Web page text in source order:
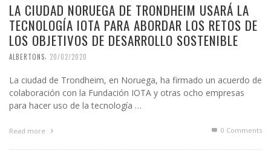
LA CIUDAD NORUEGA DE TRONDHEIM USARÁ LA
TECNOLOGÍA IOTA PARA ABORDAR LOS RETOS DE
LOS OBJETIVOS DE DESARROLLO SOSTENIBLE
ALBERTONS, 20/02/2020
La ciudad de Trondheim, en Noruega, ha firmado un acuerdo de
colaboración con la Fundación IOTA y otras ocho empresas
para hacer uso de la tecnología …
Read more 0 Comments